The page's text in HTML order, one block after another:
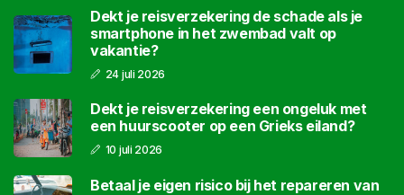
Dekt je reisverzekering de schade als je
smartphone in het zwembad valt op
vakantie?
24 juli 2026
Dekt je reisverzekering een ongeluk met
een huurscooter op een Grieks eiland?
10 juli 2026
Betaal je eigen risico bij het repareren van